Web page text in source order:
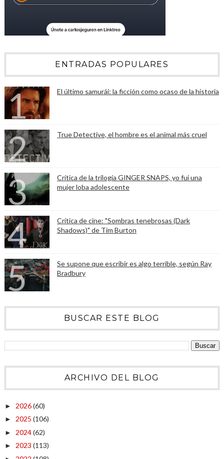
ENTRADAS POPULARES
El último samurái: la ficción como ocaso de la historia
True Detective, el hombre es el animal más cruel
Crítica de la trilogía GINGER SNAPS, yo fui una
mujer loba adolescente
Crítica de cine: "Sombras tenebrosas (Dark
Shadows)" de Tim Burton
Se supone que escribir es algo terrible, según Ray
Bradbury
BUSCAR ESTE BLOG
ARCHIVO DEL BLOG
► 2026(60)
► 2025 (106)
► 2024(62)
► 2023 (113)